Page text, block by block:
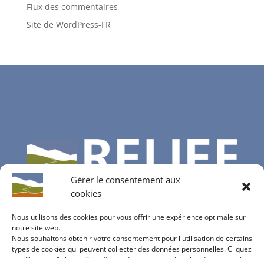
Gérer le consentement aux
cookies
Nous utilisons des cookies pour vous offrir une expérience optimale sur
notre site web.
Nous souhaitons obtenir votre consentement pour l'utilisation de certains
types de cookies qui peuvent collecter des données personnelles. Cliquez
Flux des commentaires
Site de WordPress-FR
Contactez-nous